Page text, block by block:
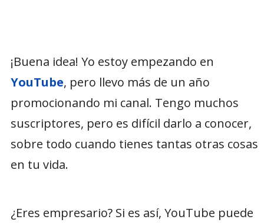
¡Buena idea! Yo estoy empezando en
YouTube, pero llevo más de un año
promocionando mi canal. Tengo muchos
suscriptores, pero es difícil darlo a conocer,
sobre todo cuando tienes tantas otras cosas
en tu vida.
¿Eres empresario? Si es así, YouTube puede